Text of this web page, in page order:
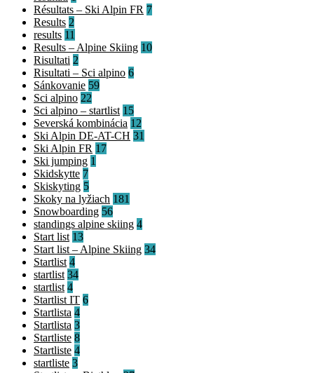
Résultats – Ski Alpin FR 7
Results 2
results 11
Results – Alpine Skiing 10
Risultati 2
Risultati – Sci alpino 6
Sánkovanie 59
Sci alpino 22
Sci alpino – startlist 15
Severská kombinácia 12
Ski Alpin DE-AT-CH 31
Ski Alpin FR 17
Ski jumping 1
Skidskytte 7
Skiskyting 5
Skoky na lyžiach 181
Snowboarding 56
standings alpine skiing 4
Start list 13
Start list – Alpine Skiing 34
Startlist 4
startlist 34
startlist 4
Startlist IT 6
Startlista 4
Startlista 3
Startliste 8
Startliste 4
startliste 3